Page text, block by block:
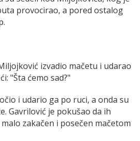
provocirao, a pored ostalog
izvadio mačetu i udarao
"Šta ćemo sad?"
i udario ga po ruci, a onda su
Gavrilović je pokušao da ih
zakačen i posečen mačetom